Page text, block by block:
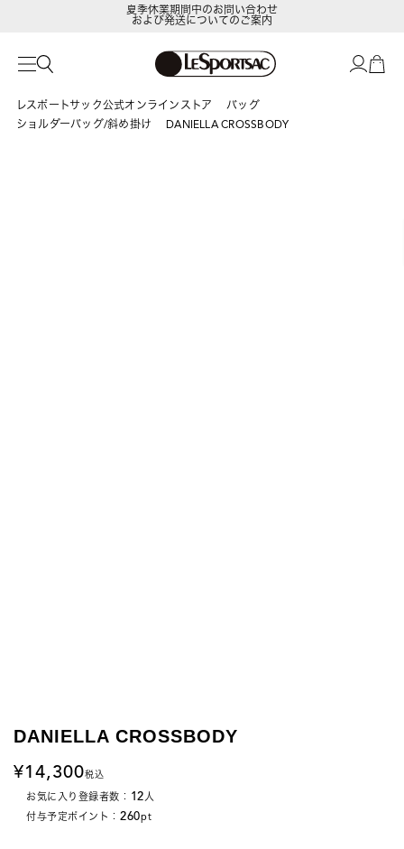
LeSportsac Member's Club
および発送についてのご案内
レスポートサック公式オンラインストア
バッグ
ショルダーバッグ/斜め掛け
DANIELLA CROSSBODY
DANIELLA CROSSBODY
14,300税込
お気に入り登録者数： 12人
付与予定ポイント： 260pt